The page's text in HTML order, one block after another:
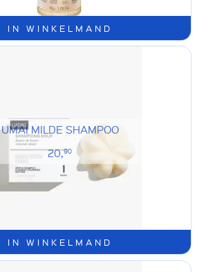
IN WINKELMAND
IN WINKELMAND
UMAÏ MILDE SHAMPOO
20,90